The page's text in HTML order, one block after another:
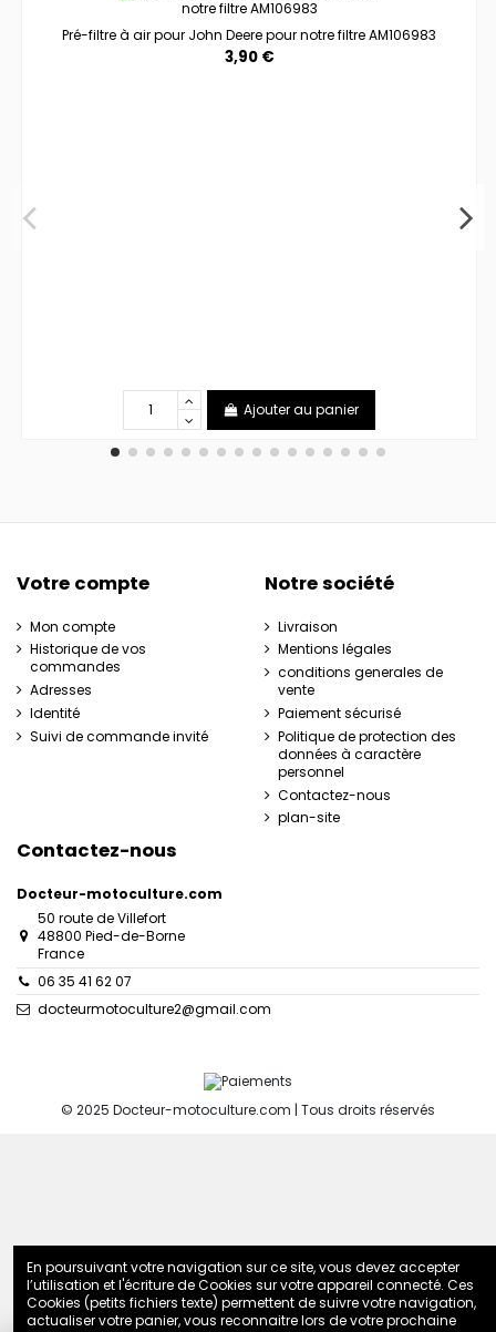
Pré-filtre à air pour John Deere pour notre filtre AM106983
3,90 €
Ajouter au panier
Votre compte
Mon compte
Historique de vos
commandes
Adresses
Identité
Suivi de commande invité
Notre société
Livraison
Mentions légales
conditions generales de
vente
Paiement sécurisé
Politique de protection des
données à caractère
personnel
Contactez-nous
plan-site
Contactez-nous
Docteur-motoculture.com
50 route de Villefort
48800 Pied-de-Borne
France
06 35 41 62 07
docteurmotoculture2@gmail.com
© 2025 Docteur-motoculture.com | Tous droits réservés
En poursuivant votre navigation sur ce site, vous devez accepter
l’utilisation et l'écriture de Cookies sur votre appareil connecté. Ces
Cookies (petits fichiers texte) permettent de suivre votre navigation,
actualiser votre panier, vous reconnaitre lors de votre prochaine